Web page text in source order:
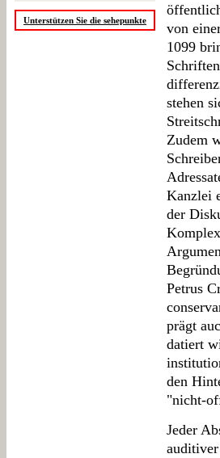
Unterstützen Sie die sehepunkte
von
1099
stehen
Zudem
Kanzlei
der
Petrus
prägt
datiert
den
"nicht-
Jeder